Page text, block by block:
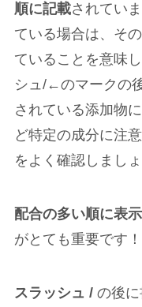
順に記載されてい
ている場合は、そ
ていることを意味
シュ/←のマークの
されている添加物
ど特定の成分に注
をよく確認しましょ
配合の多い順に表
がとても重要です！
スラッシュ /の後に